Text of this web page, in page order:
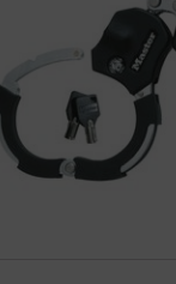
Die
Optionen